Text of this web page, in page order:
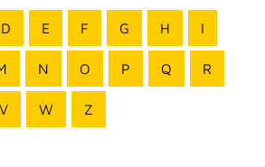
D E F G H I
N O P Q R
V W Z